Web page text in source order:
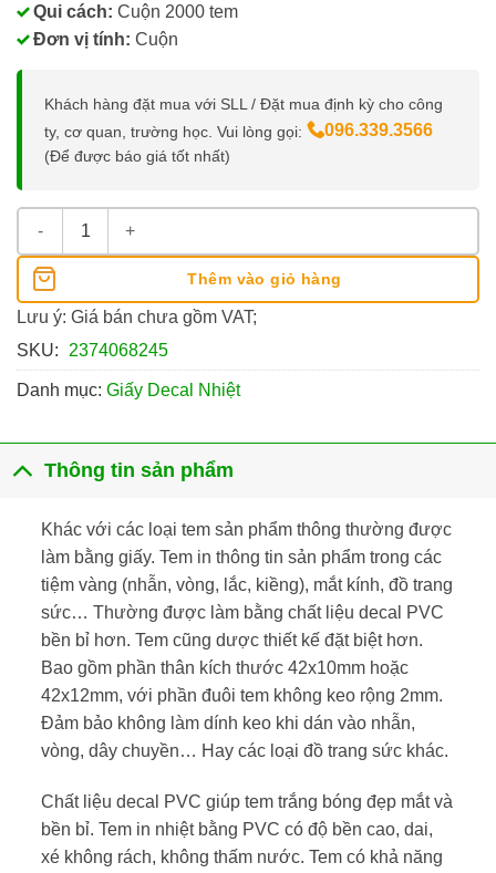
Qui cách: Cuộn 2000 tem
Đơn vị tính: Cuộn
Khách hàng đặt mua với SLL / Đặt mua định kỳ cho công
ty, cơ quan, trường học. Vui lòng gọi:
096.339.3566
(Để được báo giá tốt nhất)
Decal In Tem Tiệm Vàng, Trang Sức số lượng
Thêm vào giỏ hàng
Lưu ý: Giá bán chưa gồm VAT;
SKU:
2374068245
Danh mục: Giấy Decal Nhiệt
Thông tin sản phẩm
Khác với các loại tem sản phẩm thông thường được
làm bằng giấy. Tem in thông tin sản phẩm trong các
tiệm vàng (nhẫn, vòng, lắc, kiềng), mắt kính, đồ trang
sức… Thường được làm bằng chất liệu decal PVC
bền bỉ hơn. Tem cũng dược thiết kế đặt biệt hơn.
Bao gồm phần thân kích thước 42x10mm hoặc
42x12mm, với phần đuôi tem không keo rộng 2mm.
Đảm bảo không làm dính keo khi dán vào nhẫn,
vòng, dây chuyền… Hay các loại đồ trang sức khác.
Chất liệu decal PVC giúp tem trắng bóng đẹp mắt và
bền bỉ. Tem in nhiệt bằng PVC có độ bền cao, dai,
xé không rách, không thấm nước. Tem có khả năng